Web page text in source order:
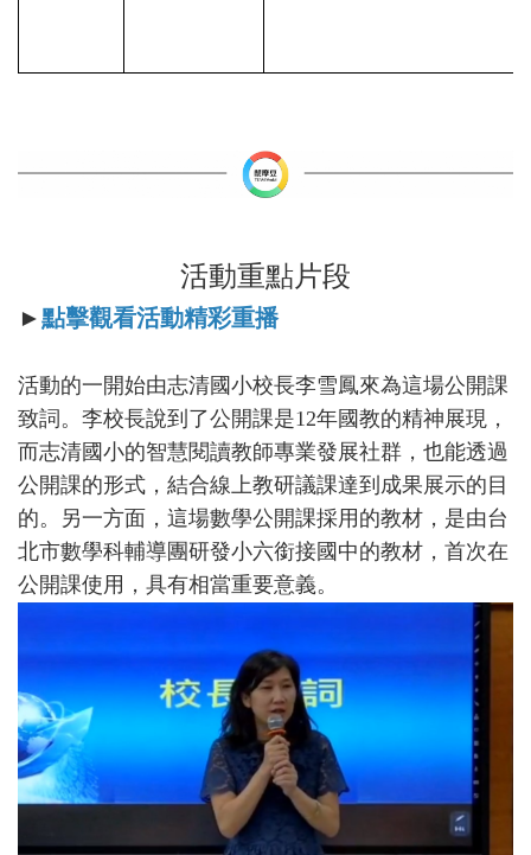
活動重點片段
►點擊觀看活動精彩重播
活動的一開始由志清國小校長李雪鳳來為這場公開課
致詞。李校長說到了公開課是12年國教的精神展現，
而志清國小的智慧閱讀教師專業發展社群，也能透過
公開課的形式，結合線上教研議課達到成果展示的目
的。另一方面，這場數學公開課採用的教材，是由台
北市數學科輔導團研發小六銜接國中的教材，首次在
公開課使用，具有相當重要意義。